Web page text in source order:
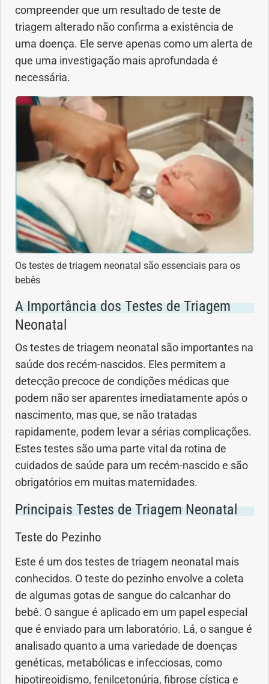
Beleza e Cosmética
Câncer
Cirurgia Plástica
Coronavírus
Dengue
Dermatologia
Diabetes
Dieta e nutrição
Doença autoimune
Doenças infecciosas
Doenças Respiratórias
Drogas
Emagrecimento
Geral
Gravidez
Nutrição
Picada de Cobra
Problemas Cardíacos
compreender que um resultado de teste de
triagem alterado não confirma a existência de
uma doença. Ele serve apenas como um alerta de
que uma investigação mais aprofundada é
necessária.
Os testes de triagem neonatal são essenciais para os
bebês
A Importância dos Testes de Triagem
Neonatal
Os testes de triagem neonatal são importantes na
saúde dos recém-nascidos. Eles permitem a
detecção precoce de condições médicas que
podem não ser aparentes imediatamente após o
nascimento, mas que, se não tratadas
rapidamente, podem levar a sérias complicações.
Estes testes são uma parte vital da rotina de
cuidados de saúde para um recém-nascido e são
obrigatórios em muitas maternidades.
Principais Testes de Triagem Neonatal
Teste do Pezinho
Este é um dos testes de triagem neonatal mais
conhecidos. O teste do pezinho envolve a coleta
de algumas gotas de sangue do calcanhar do
bebê. O sangue é aplicado em um papel especial
que é enviado para um laboratório. Lá, o sangue é
analisado quanto a uma variedade de doenças
genéticas, metabólicas e infecciosas, como
hipotireoidismo, fenilcetonúria, fibrose cística e